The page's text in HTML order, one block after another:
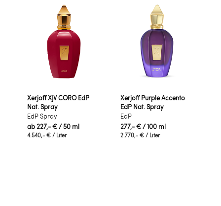
Xerjoff XJV CORO EdP
Nat. Spray
EdP Spray
ab227,- €/ 50 ml
4.540,- € / Liter
Xerjoff Purple Accento
EdP Nat. Spray
EdP
277,- €/ 100 ml
2.770,- € / Liter